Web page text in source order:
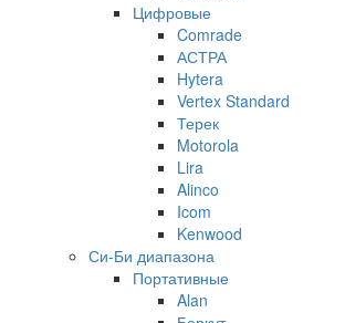
Цифровые
Comrade
АСТРА
Hytera
Vertex Standard
Терек
Motorola
Lira
Alinco
Icom
Kenwood
Си-Би диапазона
Портативные
Alan